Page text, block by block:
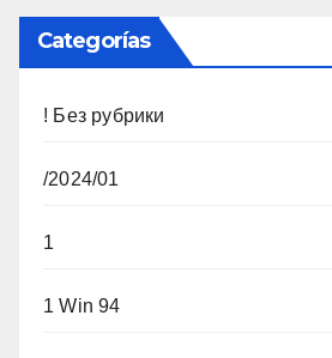
Categorías
! Без рубрики
/2024/01
1
1 Win 94